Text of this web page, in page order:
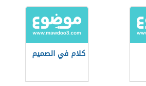
كلام في الصميم